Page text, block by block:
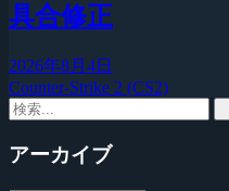
具合修正
2026年8月4日
Counter-Strike 2 (CS2)
アーカイブ